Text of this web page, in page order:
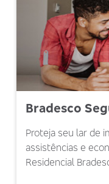
Bradesco
Proteja seu lar de
assistências e
Residencial